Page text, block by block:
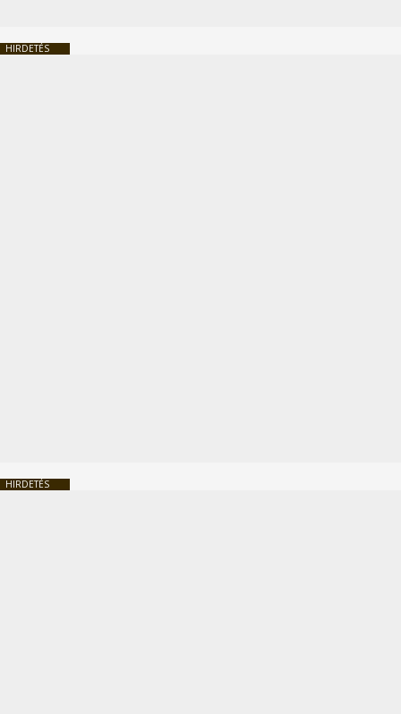
HIRDETÉS
HIRDETÉS